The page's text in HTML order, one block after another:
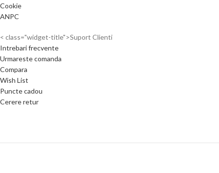
Cookie
ANPC
< class="widget-title">Suport Clienti
Intrebari frecvente
Urmareste comanda
Compara
Wish List
Puncte cadou
Cerere retur